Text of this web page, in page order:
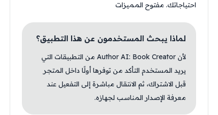
احتياجاتك. مفتوح المميزات
لماذا يبحث المستخدمون عن هذا التطبيق؟
لأن Author AI: Book Creator من التطبيقات التي
يريد المستخدم التأكد من توفرها أولًا داخل المتجر
قبل الاشتراك، ثم الانتقال مباشرة إلى التفعيل عند
معرفة الإصدار المناسب لجهازه.